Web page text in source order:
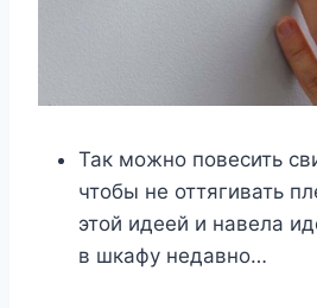
Так можно повесить
чтобы не оттягивать
этой идеей и навела
в шкафу недавно…